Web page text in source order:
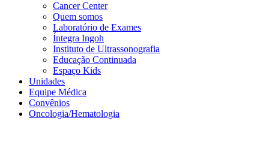
Cancer Center
Quem somos
Laboratório de Exames
Íntegra Ingoh
Instituto de Ultrassonografia
Educação Continuada
Espaço Kids
Unidades
Equipe Médica
Convênios
Oncologia/Hematologia